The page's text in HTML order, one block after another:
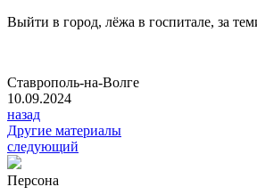
Выйти в город, лёжа в госпитале, за
Ставрополь-на-Волге
10.09.2024
назад
Другие материалы
следующий
Персона